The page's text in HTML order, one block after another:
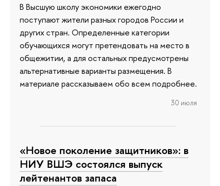
В Высшую школу экономики ежегодно
поступают жители разных городов России и
других стран. Определенные категории
обучающихся могут претендовать на место в
общежитии, а для остальных предусмотрены
альтернативные варианты размещения. В
материале рассказываем обо всем подробнее.
30 июля
«Новое поколение защитников»: в
НИУ ВШЭ состоялся выпуск
лейтенантов запаса